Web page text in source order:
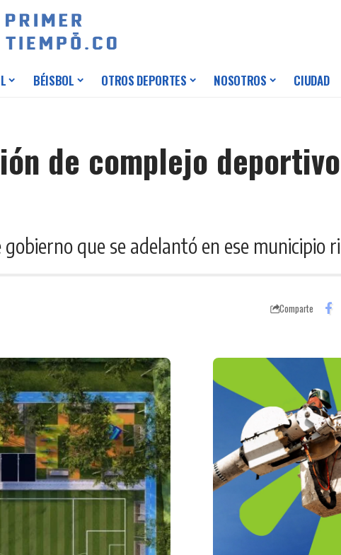
BÉISBOL OTROS DEPORTES NOSOTROS CIUDAD
de complejo
que se adelantó en ese municipio
Comparte